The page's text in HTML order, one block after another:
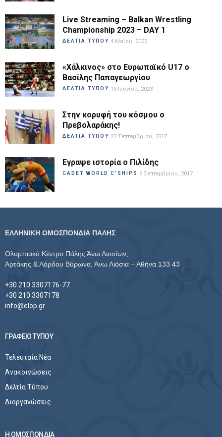
Live Streaming – Balkan Wrestling
Championship 2023 – DAY 1
ΔΕΛΤΙΑ ΤΥΠΟΥ 4 Μαΐου, 2023
«Χάλκινος» στο Ευρωπαϊκό U17 ο
Βασίλης Παπαγεωργίου
ΔΕΛΤΙΑ ΤΥΠΟΥ 13 Ιουνίου, 2023
Στην κορυφή του κόσμου ο
Πρεβολαράκης!
ΔΕΛΤΙΑ ΤΥΠΟΥ 22 Σεπτεμβρίου, 2017
Εγραψε ιστορία ο Πιλίδης
CADET WORLD C'SHIPS 9 Σεπτεμβρίου, 2017
ΕΛΛΗΝΙΚΗ ΟΜΟΣΠΟΝΔΙΑ ΠΑΛΗΣ
Ολυμπιακό Κέντρο Πάλης Άνω Λιοσίων,
Αρτάκης & Λόρδου Βύρωνα, Άνω Λιόσια – Αθήνα 133 43
+30 210 3307176-77
+30 210 3307178
info@elop.gr
ΓΡΑΦΕΙΟ ΤΥΠΟΥ
Τελευταία Νέα
Ανακοινώσεις
Δελτία Τύπου
Διοργανώσεις
Η ΟΜΟΣΠΟΝΔΙΑ